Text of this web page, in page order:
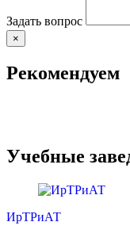
Задать вопрос
×
Рекомендуем
Учебные
ИрТРиАТ